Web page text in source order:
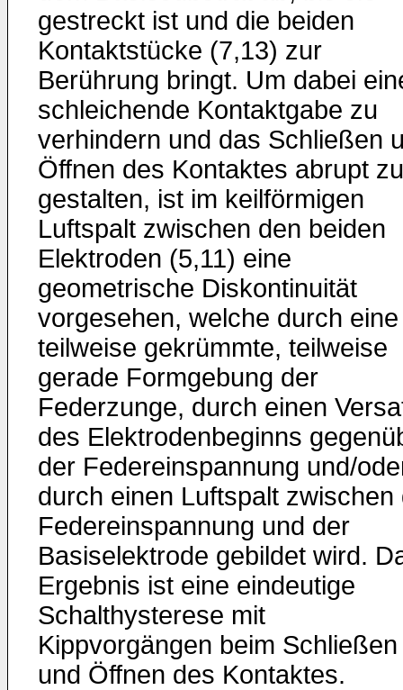
gestreckt ist und die beiden
Kontaktstücke (7,13) zur
Berührung bringt. Um dabei
schleichende Kontaktgabe zu
verhindern und das Schließen
Öffnen des Kontaktes abrupt zu
gestalten, ist im keilförmigen
Luftspalt zwischen den beiden
Elektroden (5,11) eine
geometrische Diskontinuität
vorgesehen, welche durch eine
teilweise gekrümmte, teilweise
gerade Formgebung der
Federzunge, durch einen
des Elektrodenbeginns
der Federeinspannung und/
durch einen Luftspalt zwischen
Federeinspannung und der
Basiselektrode gebildet wird.
Ergebnis ist eine eindeutige
Schalthysterese mit
Kippvorgängen beim Schließen
und Öffnen des Kontaktes.